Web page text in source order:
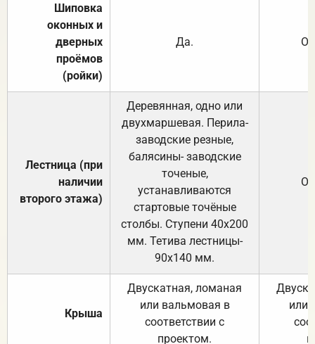
Шиповка
оконных и
дверных
проёмов
(ройки)
Да.
Лестница (при
наличии
второго этажа)
Деревянная, одно или
двухмаршевая. Перила-
заводские резные,
балясины- заводские
точеные,
устанавливаются
стартовые точёные
столбы. Ступени 40х200
мм. Тетива лестницы-
90х140 мм.
Крыша
Двускатная, ломаная
или вальмовая в
соответствии с
проектом.
или